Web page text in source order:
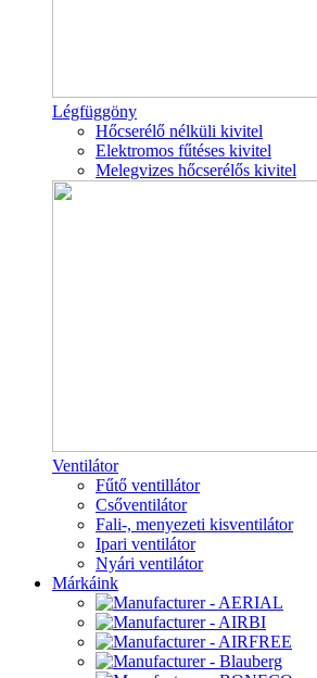
Légfüggöny
Hőcserélő nélküli kivitel
Elektromos fűtéses kivitel
Melegvizes hőcserélős kivitel
Ventilátor
Fűtő ventillátor
Csőventilátor
Fali-, menyezeti kisventilátor
Ipari ventilátor
Nyári ventilátor
Márkáink